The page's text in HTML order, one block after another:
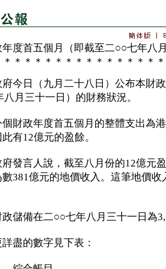
年度首五個月（即截至二○○七年八
＊＊＊＊＊＊＊＊＊＊＊＊＊＊＊
日（九月二十八日）公布本財政
八月三十一日）的財務狀況。
政年度首五個月的整體支出為港
有12億元的盈餘。
言人說，截至八月份的12億元盈
381億元的地價收入。這筆地價
備在二○○七年八月三十一日為
的數字見下表：